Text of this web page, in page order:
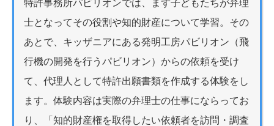
特許事務所パビリオンでは、まず子どもたちが弁理
士となってその役割や知的財産について学習。その
あとで、キッザニアにある発明工房パビリオン（飛
行機の開発を行うパビリオン）からの依頼を受け
て、代理人として特許出願書類を作成する体験をし
ます。体験内容は実際の弁理士の仕事にならってお
り、「知的財産権を取得したい依頼者を訪問・調査